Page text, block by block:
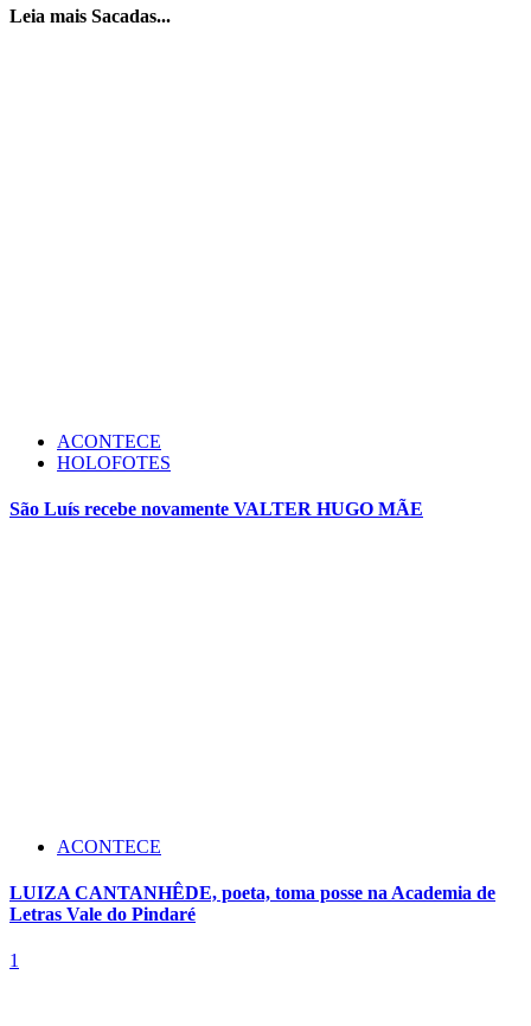
Leia mais Sacadas...
ACONTECE
HOLOFOTES
São Luís recebe novamente VALTER HUGO MÃE
ACONTECE
LUIZA CANTANHÊDE, poeta, toma posse na Academia de
Letras Vale do Pindaré
1